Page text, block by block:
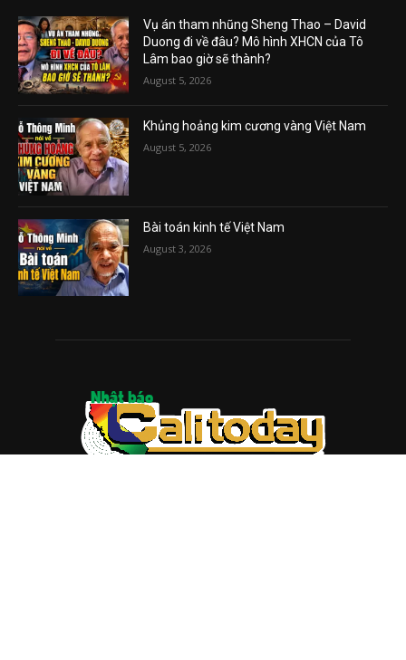
Vụ án tham nhũng Sheng Thao – David
Duong đi về đâu? Mô hình XHCN của Tô
Lâm bao giờ sẽ thành?
August 5, 2026
Khủng hoảng kim cương vàng Việt Nam
August 5, 2026
Bài toán kinh tế Việt Nam
August 3, 2026